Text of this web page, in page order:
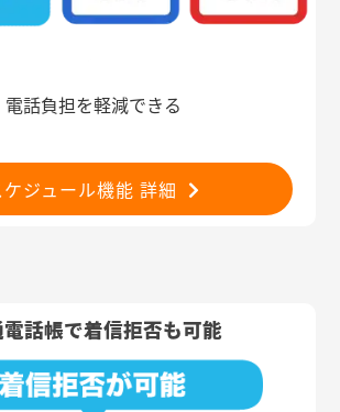
電話負担を軽減できる
ケジュール機能 詳細
話帳で着信拒否も可能